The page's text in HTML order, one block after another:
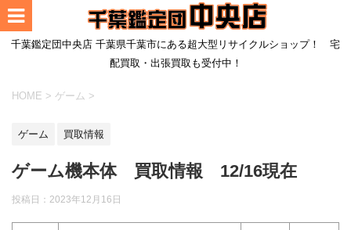
千葉鑑定団中央店 千葉県千葉市にある超大型リサイクルショップ！ 宅
配買取・出張買取も受付中！
HOME > ゲーム >
ゲーム 買取情報
ゲーム機本体 買取情報 12/16現在
投稿日： 2023年12月16日